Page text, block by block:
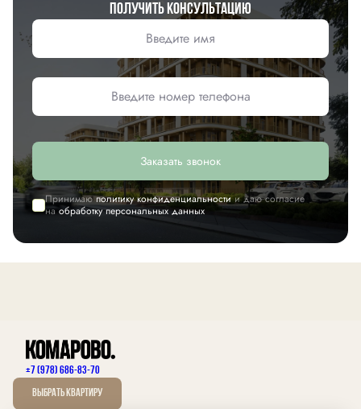
Получить консультацию
Заказать звонок
Принимаюполитику конфиденциальностии даю согласие
наобработку персональных данных
+7 (978) 686-83-70
Выбрать квартиру